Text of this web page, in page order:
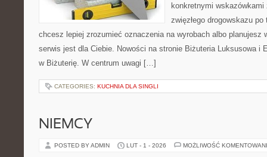
konkretnymi
zwięzłego drogowskazu
chcesz lepiej zrozumieć oznaczenia na wyrobach albo planujesz
serwis jest dla Ciebie. Nowości na stronie Biżuteria Luksusowa i
w Biżuterię. W centrum uwagi […]
CATEGORIES: KUCHNIA DLA SINGLI
NIEMCY
POSTED BY ADMIN LUT - 1 - 2026 MOŻLIWOŚĆ